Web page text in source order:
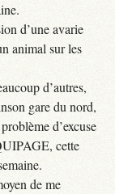
d’une avarie
animal sur les
d’autres,
gare du nord,
d’excuse
cette
de me